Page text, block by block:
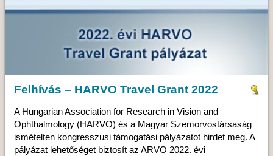
Felhívás – HARVO Travel Grant 2022
A Hungarian Association for Research in Vision and
Ophthalmology (HARVO) és a Magyar Szemorvostársaság
ismételten kongresszusi támogatási pályázatot hirdet meg. A
pályázat lehetőséget biztosít az ARVO 2022. évi